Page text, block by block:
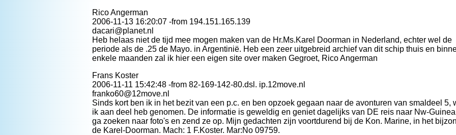
Rico Angerman
2006-11-13 16:20:07 -from 194.151.165.139
dacari@planet.nl
Heb helaas niet de tijd mee mogen maken van de Hr.Ms.Karel Doorman in Nederland, echter wel de
periode als de .25 de Mayo. in Argentinië. Heb een zeer uitgebreid archief van dit schip thuis en
enkele maanden zal ik hier een eigen site over maken Gegroet, Rico Angerman
Frans Koster
2006-11-11 15:42:48 -from 82-169-142-80.dsl. ip.12move.nl
franko60@12move.nl
Sinds kort ben ik in het bezit van een p.c. en ben opzoek gegaan naar de avonturen van smaldeel 5,
ik aan deel heb genomen. De informatie is geweldig en geniet dagelijks van DE reis naar Nw-
ga zoeken naar foto's en zend ze op. Mijn gedachten zijn voortdurend bij de Kon. Marine, in het
de Karel-Doorman. Mach: 1 F.Koster. Mar:No 09759.